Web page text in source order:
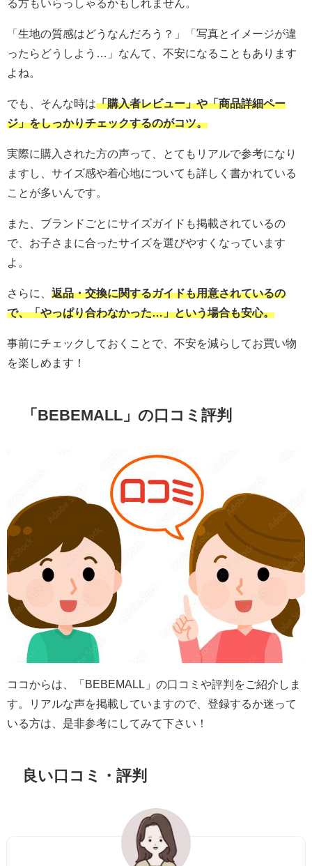
る方もいらっしゃるかもしれません。
「生地の質感はどうなんだろう？」「写真とイメージが違
ったらどうしよう…」なんて、不安になることもあります
よね。
でも、そんな時は「購入者レビュー」や「商品詳細ペー
ジ」をしっかりチェックするのがコツ。
実際に購入された方の声って、とてもリアルで参考になり
ますし、サイズ感や着心地についても詳しく書かれている
ことが多いんです。
また、ブランドごとにサイズガイドも掲載されているの
で、お子さまに合ったサイズを選びやすくなっています
よ。
さらに、 返品・交換に関するガイドも用意されているの
で、「やっぱり合わなかった…」という場合も安心。
事前にチェックしておくことで、不安を減らしてお買い物
を楽しめます！
「 BEBEMALL 」の口コミ評判
ココからは、「 BEBEMALL
」の口コミや評判をご紹介しま
す。リアルな声を掲載していますので、登録するか迷って
いる方は、是非参考にしてみて下さい！
良い口コミ・評判